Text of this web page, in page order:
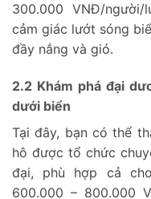
300.000 VNĐ/
cảm giác lướt sóng
đầy nắng và gió.
2.2 Khám phá đại
dưới biển
Tại đây, bạn có thể
hô được tổ chức
đại, phù hợp cả
600.000 – 800.000